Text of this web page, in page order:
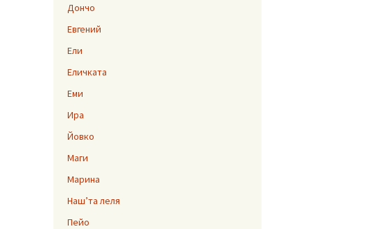
Дончо
Евгений
Ели
Еличката
Еми
Ира
Йовко
Маги
Марина
Наш’та леля
Пейо